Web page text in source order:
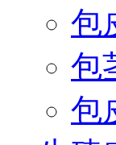
包
包
包